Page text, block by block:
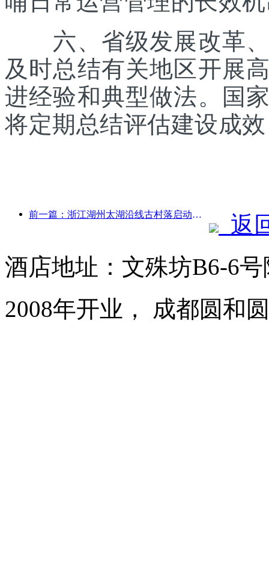
六、省级发展改革、
及时总结有关地区开展
进经验和典型做法。国
将定期总结评估建设成
前一篇：浙江湖州太湖沿线古村落启动改造提升，投资近10亿元
返
酒店地址：文殊坊B6-6
2008年开业， 成都圆